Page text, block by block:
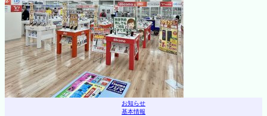
お知らせ
基本情報